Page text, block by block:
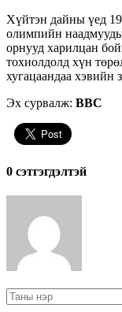
Хүйтэн дайны үед
олимпийн
орнууд харилцан
тохиолдолд хүн
хугацаандаа хэвийн
Эх сурвалж: BBC
0 cэтгэгдэлтэй